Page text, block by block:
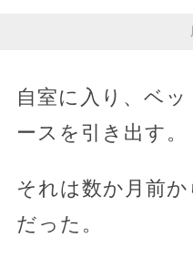
自室に入り、ベ
ースを引き出す。
それは数か月前
だった。